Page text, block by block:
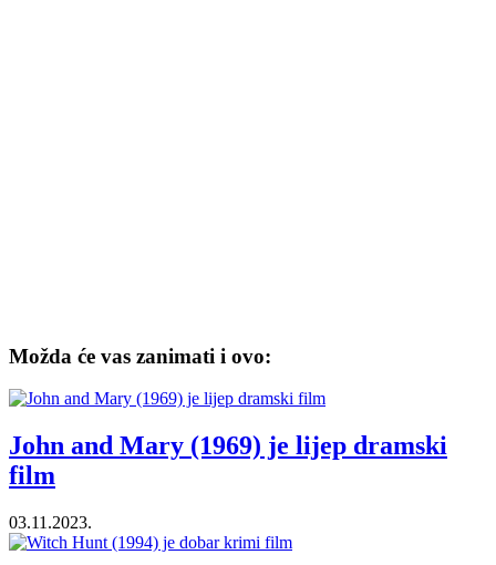
Možda će vas zanimati i ovo:
John and Mary (1969) je lijep dramski
film
03.11.2023.